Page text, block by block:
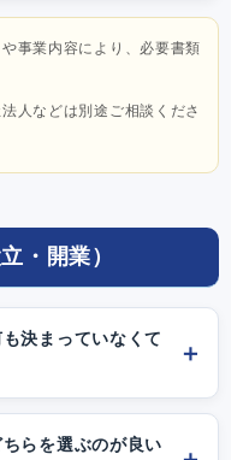
事業内容により、必要書類
人などは別途ご相談くださ
・開業）
決まっていなくて
らを選ぶのが良い